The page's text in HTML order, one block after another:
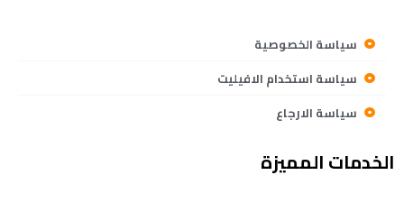
سياسة الخصوصية
سياسة استخدام الافيليت
سياسة الارجاع
الخدمات المميزة